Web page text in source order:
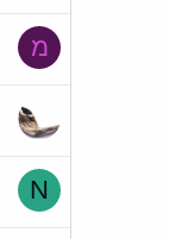
מ
N